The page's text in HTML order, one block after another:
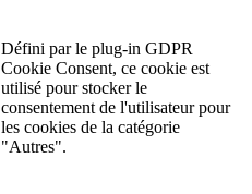
Défini par le plug-in GDPR
Cookie Consent, ce cookie est
utilisé pour stocker le
consentement de l'utilisateur pour
les cookies de la catégorie
"Autres".